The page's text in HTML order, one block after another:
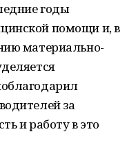
годы
помощи и, в
материально-
за
и работу в это